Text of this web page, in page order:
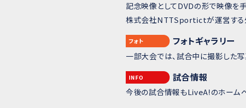
記念映像としてDVDの形で映像を
株式会社NTTSportictが運営する
フォト フォトギャラリー
一部大会では、試合中に撮影した
INFO 試合情報
今後の試合情報もLiveA!のホームペ